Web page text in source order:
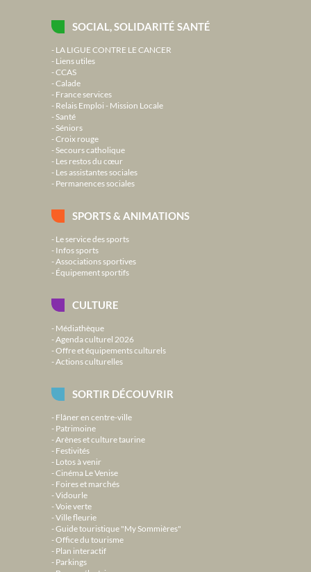
SOCIAL, SOLIDARITÉ SANTÉ
LA LIGUE CONTRE LE CANCER
Liens utiles
CCAS
Calade
France services
Relais Emploi - Mission Locale
Santé
Séniors
Croix rouge
Secours catholique
Les restos du cœur
Les assistantes sociales
Permanences sociales
SPORTS & ANIMATIONS
Le service des sports
Infos sports
Associations sportives
Équipement sportifs
CULTURE
Médiathèque
Agenda culturel 2026
Offre et équipements culturels
Actions culturelles
SORTIR DÉCOUVRIR
Flâner en centre-ville
Patrimoine
Arènes et culture taurine
Festivités
Lotos à venir
Cinéma Le Venise
Foires et marchés
Vidourle
Voie verte
Ville fleurie
Guide touristique "My Sommières"
Office du tourisme
Plan interactif
Parkings